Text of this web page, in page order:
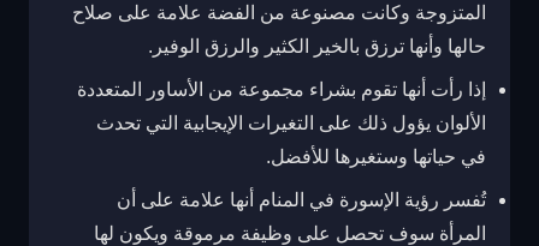
المتزوجة وكانت مصنوعة من الفضة علامة على صلاح
حالها وأنها ترزق بالخير الكثير والرزق الوفير.
إذا رأت أنها تقوم بشراء مجموعة من الأساور المتعددة
الألوان يؤول ذلك على التغيرات الإيجابية التي تحدث
في حياتها وستغيرها للأفضل.
تُفسر رؤية الإسورة في المنام أنها علامة على أن
المرأة سوف تحصل على وظيفة مرموقة ويكون لها